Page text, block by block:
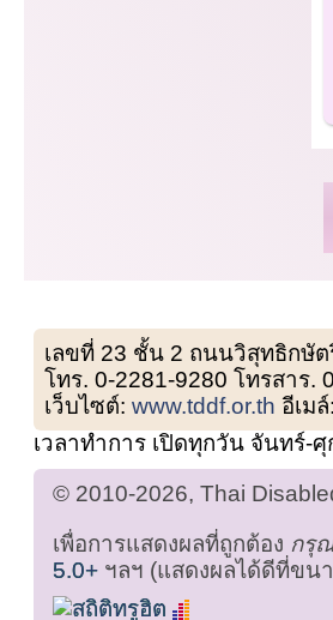
เลขที่ 23 ชั้น 2 ถนนวิสุทธิกษั
โทร. 0-2281-9280 โทรสาร.
เว็บไซต์:www.tddf.or.th อีเม
เวลาทำการ เปิดทุกวัน จันทร์-
© 2010-2026, Thai
เพื่อการแสดงผลที่ถูกต้อง กรุ
5.0+ ฯลฯ (แสดงผลได้ดีที่ขน